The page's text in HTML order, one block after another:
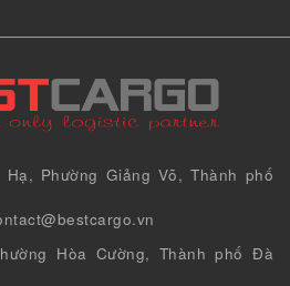
Phường Giảng Võ, Thành phố
Hòa Cường, Thành phố Đà